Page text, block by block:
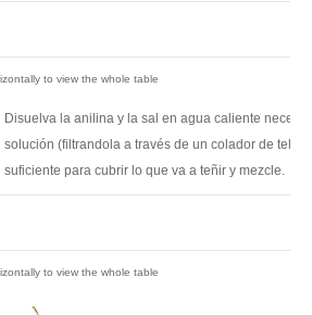
Disuelva la anilina y la sal en agua caliente
solución (filtrandola a través de un colador de tela)
suficiente para cubrir lo que va a teñir y mezcle.